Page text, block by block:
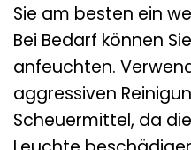
Sie am besten ein
Bei Bedarf können
anfeuchten.
aggressiven
Scheuermittel, da